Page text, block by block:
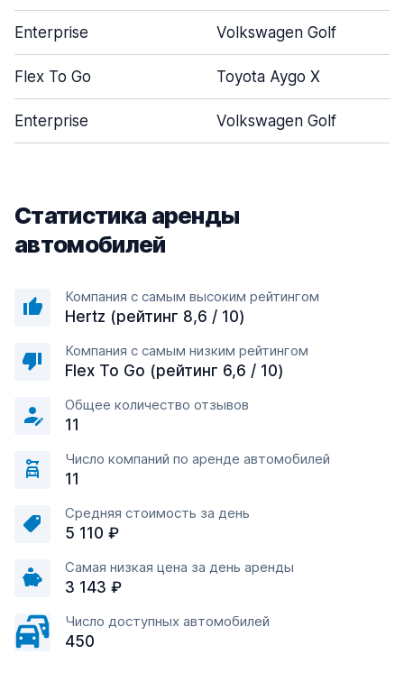
Enterprise Volkswagen Golf
Flex To Go Toyota Aygo X
Enterprise Volkswagen Golf
Статистика аренды
автомобилей
Компания с самым высоким рейтингом
Hertz (рейтинг 8,6 / 10)
Компания с самым низким рейтингом
Flex To Go (рейтинг 6,6 / 10)
Общее количество отзывов
11
Число компаний по аренде автомобилей
11
Средняя стоимость за день
5 110 ₽
Самая низкая цена за день аренды
3 143 ₽
Число доступных автомобилей
450